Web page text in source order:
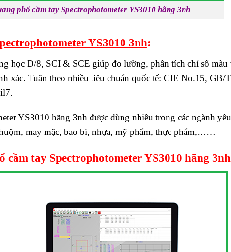
phổ cầm tay Spectrophotometer YS3010 hãng 3nh
YS3010 3nh:
học D/8, SCI & SCE giúp đo lường, phân tích chỉ số màu
xác. Tuân theo nhiều tiêu chuẩn quốc tế: CIE No.15,
YS3010 hãng 3nh được dùng nhiều trong các ngành
may mặc, bao bì, nhựa, mỹ phẩm, thực phẩm,……
cầm tay Spectrophotometer YS3010 hãng 3nh